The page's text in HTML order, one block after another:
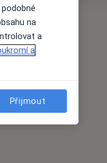
na
a
a
Přijmout